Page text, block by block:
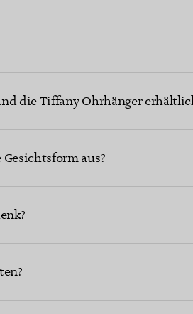
die Tiffany Ohrhänger
aus?